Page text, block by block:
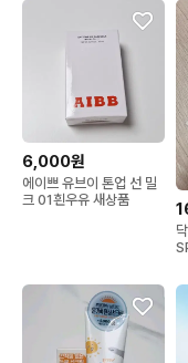
6,000원
에이쁘 유브이 톤업 선 밀
크 01흰우유 새상품